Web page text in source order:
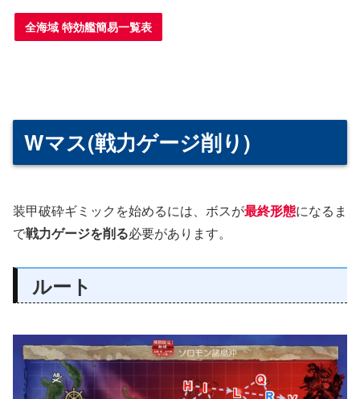
全海域 特効艦簡易一覧表
Wマス(戦力ゲージ削り)
装甲破砕ギミックを始めるには、ボスが最終形態になるま
で戦力ゲージを削る必要があります。
ルート